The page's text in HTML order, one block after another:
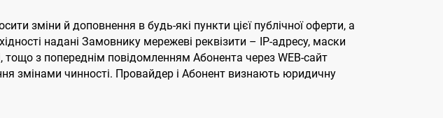
зміни й доповнення в будь-які пункти цієї публічної оферти, а
надані Замовнику мережеві реквізити – ІР-адресу, маски
тощо з попереднім повідомленням Абонента через WEB-сайт
змінами чинності. Провайдер і Абонент визнають юридичну